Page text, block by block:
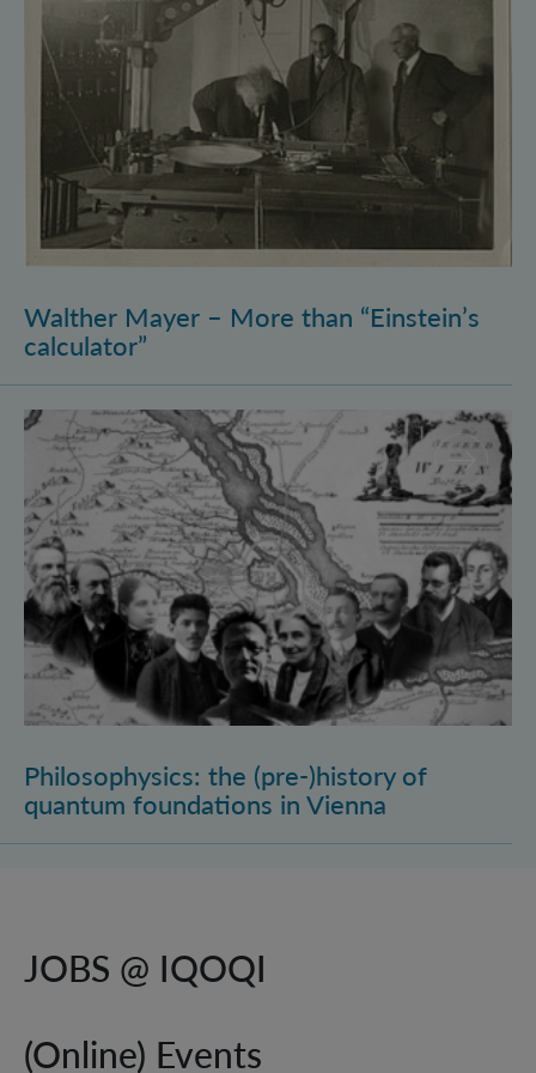
Walther Mayer – More than “Einstein’s
calculator”
Philosophysics: the (pre-)history of quantum
Philosophysics: the (pre-)history of
quantum foundations in Vienna
JOBS @ IQOQI
(Online) Events